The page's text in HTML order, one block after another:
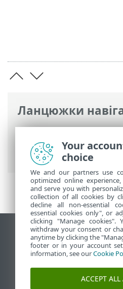
Ланцюжки
Інтерактивна довідка
Загальний опис
Кешування
Переглянути повну
End of Life
База знань ESET
Форум ESET
ESET Status Portal
Your
choice
We and our partners use
optimized online
and serve you with
collection of all cookies by
decline all non-essential
essential cookies only", or
clicking "Manage
withdraw your consent or
anytime by clicking the
footer or in your account
information, see ourCookie
ACCEPT